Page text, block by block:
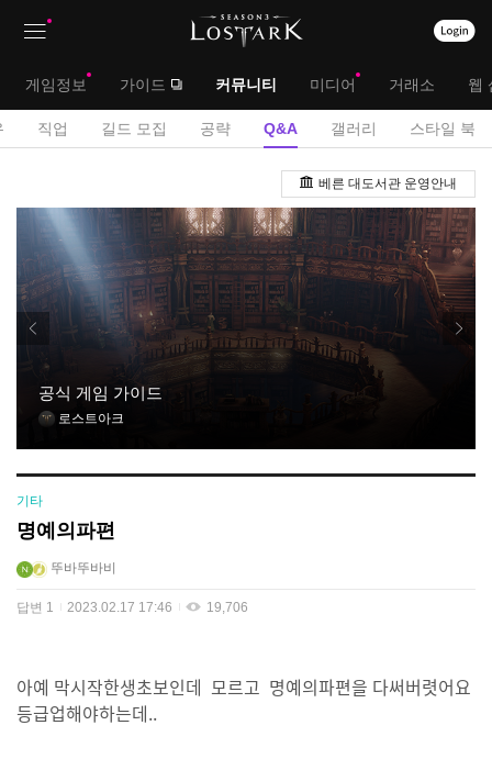
대
게임정보 가이드 커뮤니티 미디어 거래소 웹
메
뉴
직업 길드 모집 공략 Q&A 갤러리 스타일 북
&
시
판
베른 대도서관 운영안내
공식 게임 가이드
로스트아크
기타
명예의파편
뚜바뚜바비
답변 1 2023.02.17 17:46 19,706
아예 막시작한생초보인데 모르고 명예의파편을 다써버렷어요
등급업해야하는데..